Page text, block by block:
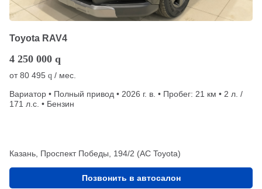
Toyota RAV4
4 250 000 q
от80 495 q / мес.
Вариатор • Полный привод • 2026 г. в. • Пробег: 21 км • 2 л. /
171 л.с. • Бензин
Казань, Проспект Победы, 194/2 (АС Toyota)
Позвонить в автосалон